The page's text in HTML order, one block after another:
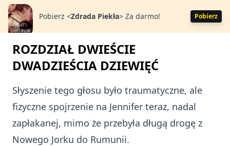
Pobierz <Zdrada Piekła> Za darmo! Pobierz
ROZDZIAŁ DWIEŚCIE
DWADZIEŚCIA DZIEWIĘĆ
Słyszenie tego głosu było traumatyczne, ale
fizyczne spojrzenie na Jennifer teraz, nadal
zapłakanej, mimo że przebyła długą drogę z
Nowego Jorku do Rumunii.